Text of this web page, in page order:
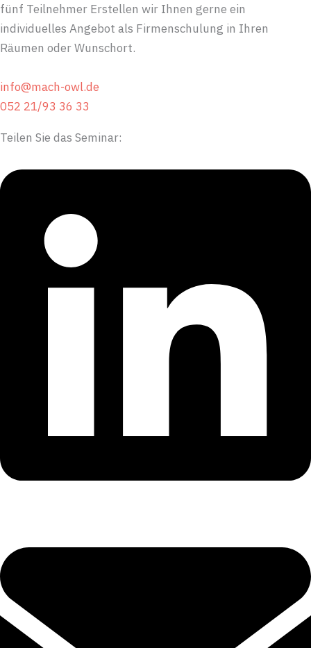
fünf Teilnehmer Erstellen wir Ihnen gerne ein
individuelles Angebot als Firmenschulung in Ihren
Räumen oder Wunschort.
info@mach-owl.de
052 21/93 36 33
Teilen Sie das Seminar: